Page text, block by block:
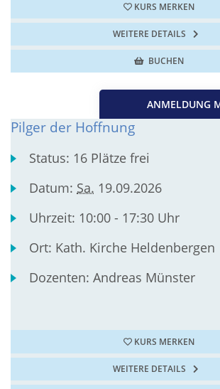
KURS MERKEN
WEITERE DETAILS
BUCHEN
ANMELDUNG
Pilger der Hoffnung
Status: 16 Plätze frei
Datum: Sa. 19.09.2026
Uhrzeit: 10:00 - 17:30 Uhr
Ort: Kath. Kirche Heldenbergen
Dozenten:Andreas Münster
KURS MERKEN
WEITERE DETAILS